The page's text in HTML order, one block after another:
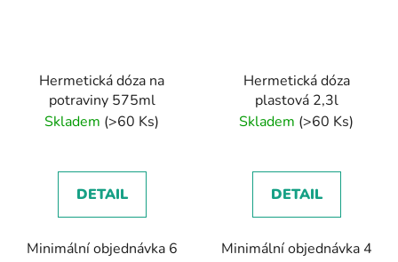
Hermetická dóza na
potraviny 575ml
Skladem (>60 Ks)
DETAIL
Minimální objednávka 6
Hermetická dóza
plastová 2,3l
Skladem (>60 Ks)
DETAIL
Minimální objednávka 4